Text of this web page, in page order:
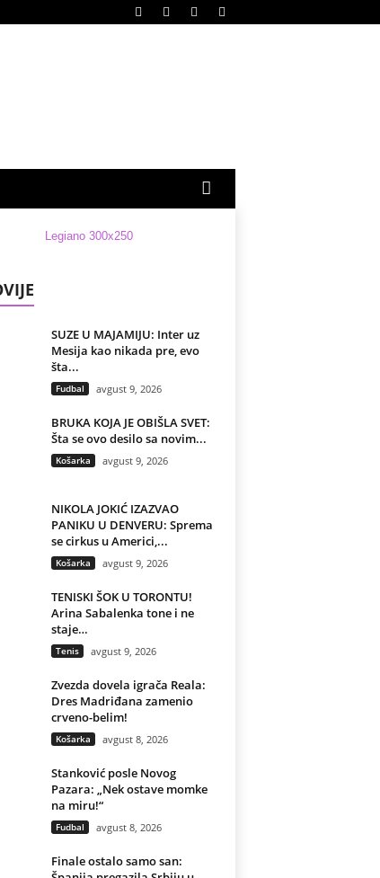
SUZE U MAJAMIJU: Inter uz
Mesija kao nikada pre, evo
šta...
Fudbal avgust 9, 2026
BRUKA KOJA JE OBIŠLA SVET:
Šta se ovo desilo sa novim...
Košarka avgust 9, 2026
NIKOLA JOKIĆ IZAZVAO
PANIKU U DENVERU: Sprema
se cirkus u Americi,...
Košarka avgust 9, 2026
TENISKI ŠOK U TORONTU!
Arina Sabalenka tone i ne
staje…
Tenis avgust 9, 2026
Zvezda dovela igrača Reala:
Dres Madriđana zamenio
crveno-belim!
Košarka avgust 8, 2026
Stanković posle Novog
Pazara: „Nek ostave momke
na miru!“
Fudbal avgust 8, 2026
Finale ostalo samo san: